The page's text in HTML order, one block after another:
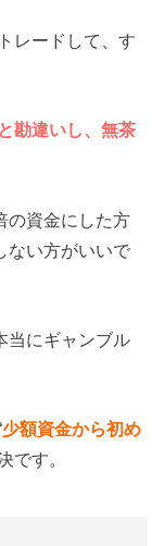
レードして、す
勘違いし、無茶
の資金にした方
ない方がいいで
当にギャンブル
少額資金から初め
です。